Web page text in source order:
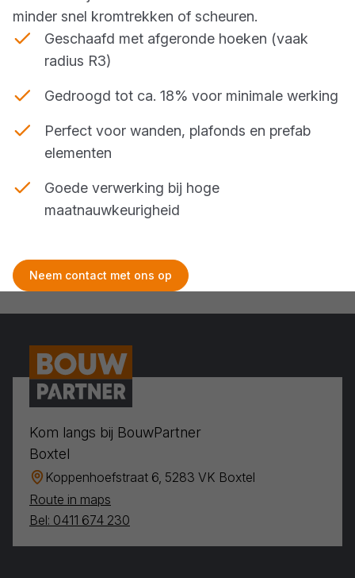
minder snel kromtrekken of scheuren.
Geschaafd met afgeronde hoeken (vaak
radius R3)
Gedroogd tot ca. 18% voor minimale werking
Perfect voor wanden, plafonds en prefab
elementen
Goede verwerking bij hoge
maatnauwkeurigheid
Neem contact met ons op
Kom langs bij BouwPartner
Boxtel
Koppenhoefstraat 6, 5283 VK Boxtel
Route in maps
Bel: 0411 674 230